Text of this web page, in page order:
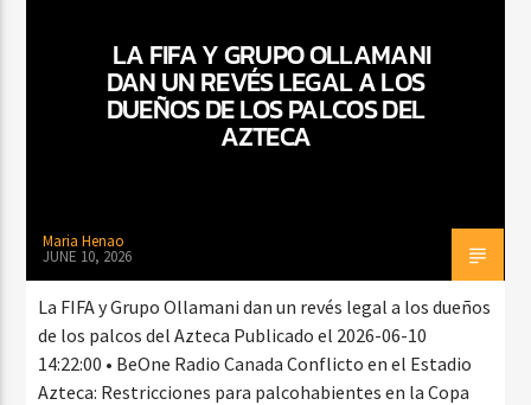
CURRENT SHOW
MEZCLA TROPICAL Y SALSA
LA FIFA Y GRUPO OLLAMANI
DAN UN REVÉS LEGAL A LOS
DUEÑOS DE LOS PALCOS DEL
AZTECA
Maria Henao
JUNE 10, 2026
La FIFA y Grupo Ollamani dan un revés legal a los dueños
de los palcos del Azteca Publicado el 2026-06-10
14:22:00 • BeOne Radio Canada Conflicto en el Estadio
Azteca: Restricciones para palcohabientes en la Copa